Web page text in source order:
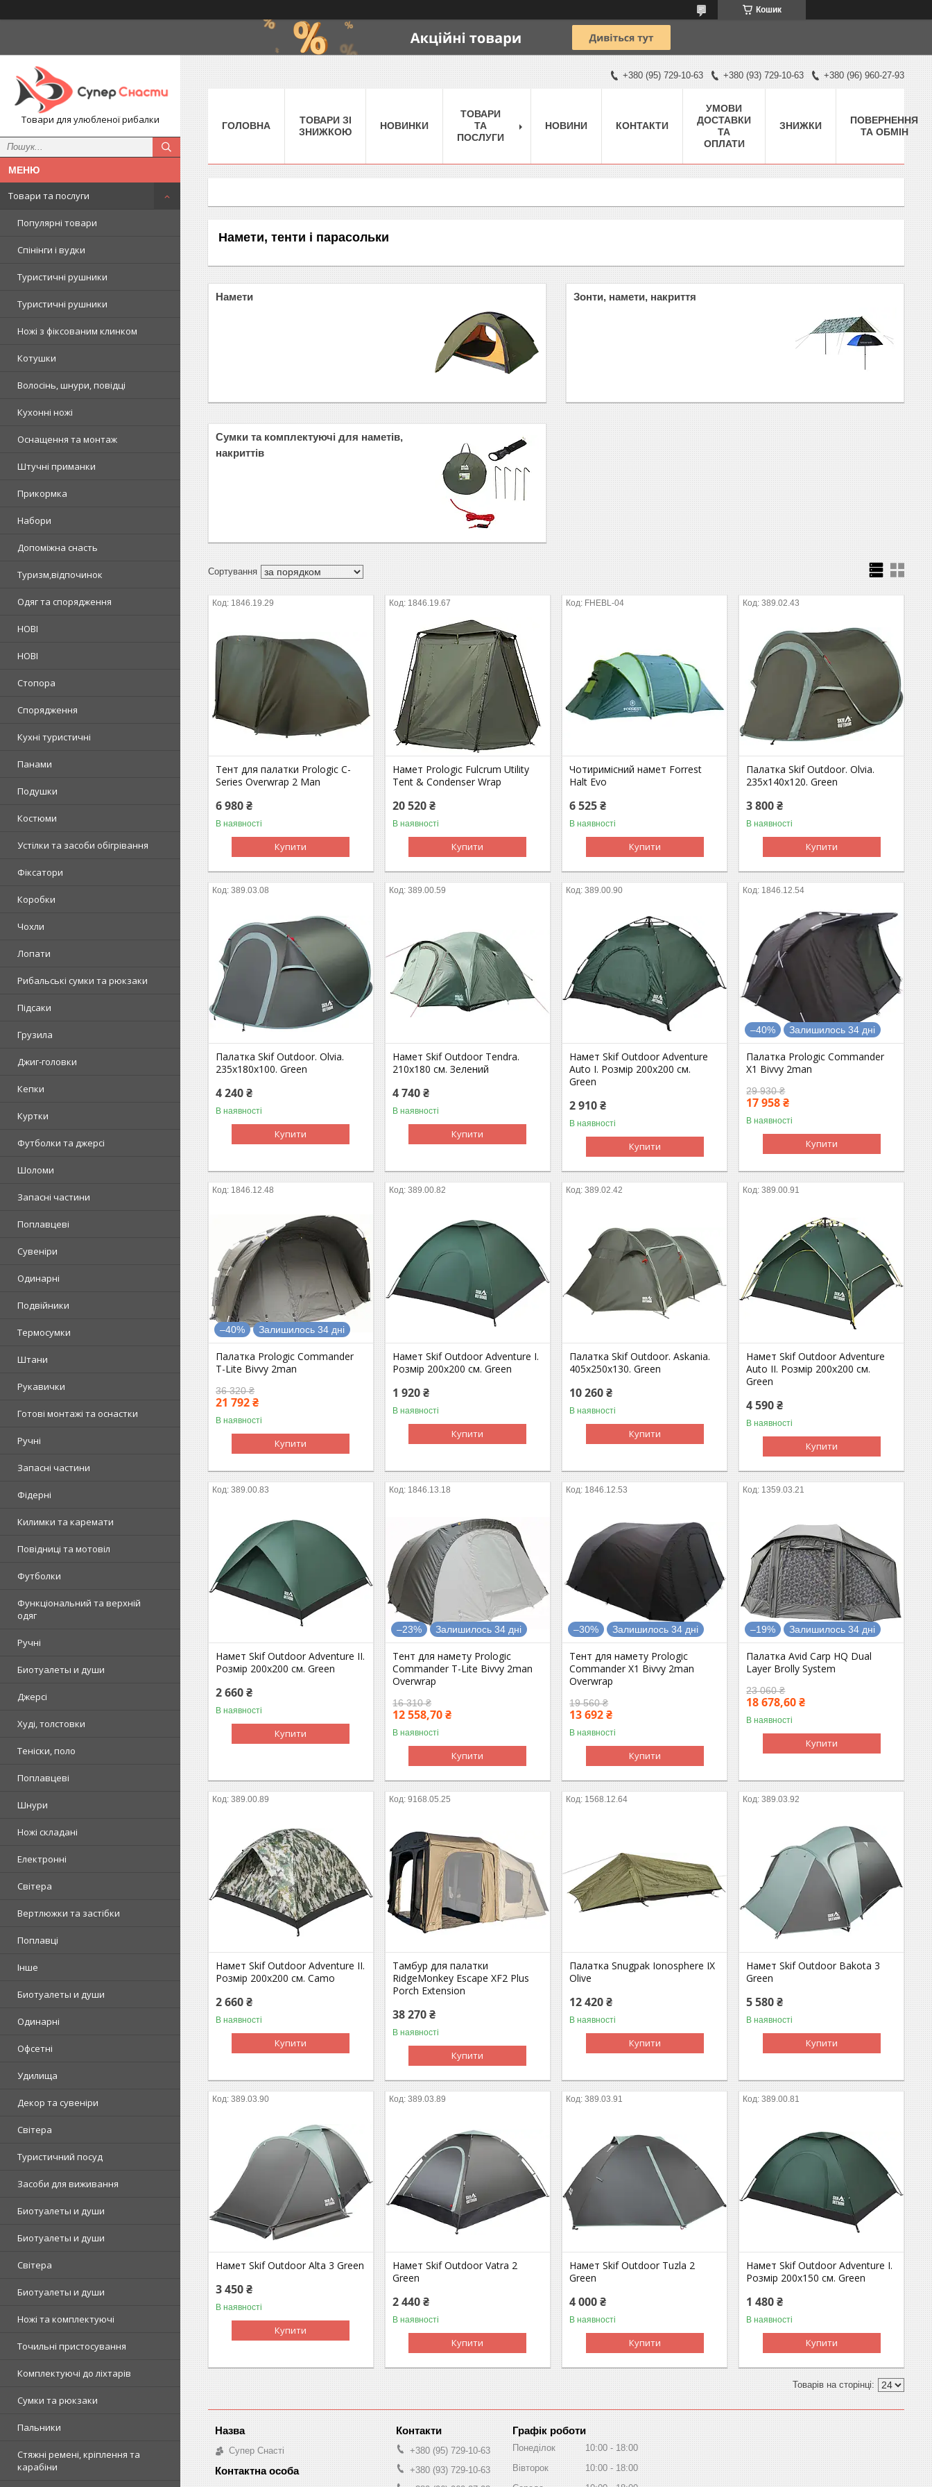
Кошик
Товари для улюбленої рибалки
Товари та послуги
Популярні товари
Спінінги і вудки
Туристичні рушники
Туристичні рушники
Ножі з фіксованим клинком
Котушки
Волосінь, шнури, повідці
Кухонні ножі
Оснащення та монтаж
Штучні приманки
Прикормка
Набори
Допоміжна снасть
Туризм,відпочинок
Одяг та спорядження
НОВІ
НОВІ
Стопора
Спорядження
Кухні туристичні
Панами
Подушки
Костюми
Устілки та засоби обігрівання
Фіксатори
Коробки
Чохли
Лопати
Рибальські сумки та рюкзаки
Підсаки
Грузила
Джиг-головки
Кепки
Куртки
Футболки та джерсі
Шоломи
Запасні частини
Поплавцеві
Сувеніри
Одинарні
Подвійники
Термосумки
Штани
Рукавички
Готові монтажі та оснастки
Ручні
Запасні частини
Фідерні
Килимки та каремати
Повідниці та мотовіл
Футболки
Функціональний та верхній
одяг
Ручні
Биотуалеты и души
Джерсі
Худі, толстовки
Теніски, поло
Поплавцеві
Шнури
Ножі складані
Електронні
Світера
Вертлюжки та застібки
Поплавці
Інше
Биотуалеты и души
Одинарні
Офсетні
Удилища
Декор та сувеніри
Світера
Туристичний посуд
Засоби для виживання
Биотуалеты и души
Биотуалеты и души
Світера
Биотуалеты и души
Ножі та комплектуючі
Точильні пристосування
Комплектуючі до ліхтарів
Сумки та рюкзаки
Пальники
Стяжні ремені, кріплення та
карабіни
+380 (95) 729-10-63 +380 (93) 729-10-63 +380 (96) 960-27-93
ГОЛОВНА
ТОВАРИ ЗІ
ЗНИЖКОЮ
НОВИНКИ
ТОВАРИ
ТА
ПОСЛУГИ
НОВИНИ КОНТАКТИ
УМОВИ
ДОСТАВКИ
ТА
ОПЛАТИ
ЗНИЖКИ
ПОВЕРНЕННЯ
ТА ОБМІН
Намети, тенти і парасольки
Намети Зонти, намети, накриття
Сумки та комплектуючі для наметів,
накриттів
1846.19.29
Тент для палатки Prologic C-
Series Overwrap 2 Man
6 980 ₴
В наявності
Купити
1846.19.67
Намет Prologic Fulcrum Utility
Tent & Condenser Wrap
20 520 ₴
В наявності
Купити
FHEBL-04
Чотиримісний намет Forrest
Halt Evo
6 525 ₴
В наявності
Купити
389.02.43
Палатка Skif Outdoor. Olvia.
235x140x120. Green
3 800 ₴
В наявності
Купити
389.03.08
Палатка Skif Outdoor. Olvia.
235x180x100. Green
4 240 ₴
В наявності
Купити
389.00.59
Намет Skif Outdoor Tendra.
210x180 см. Зелений
4 740 ₴
В наявності
Купити
389.00.90
Намет Skif Outdoor Adventure
Auto I. Розмір 200x200 см.
Green
2 910 ₴
В наявності
Купити
1846.12.54
–40% Залишилось 34 дні
Палатка Prologic Commander
X1 Bivvy 2man
29 930 ₴
17 958 ₴
В наявності
Купити
1846.12.48
–40% Залишилось 34 дні
Палатка Prologic Commander
T-Lite Bivvy 2man
36 320 ₴
21 792 ₴
В наявності
Купити
389.00.82
Намет Skif Outdoor Adventure I.
Розмір 200x200 см. Green
1 920 ₴
В наявності
Купити
389.02.42
Палатка Skif Outdoor. Askania.
405x250x130. Green
10 260 ₴
В наявності
Купити
389.00.91
Намет Skif Outdoor Adventure
Auto II. Розмір 200x200 см.
Green
4 590 ₴
В наявності
Купити
389.00.83
Намет Skif Outdoor Adventure II.
Розмір 200x200 см. Green
2 660 ₴
В наявності
Купити
1846.13.18
–23% Залишилось 34 дні
Тент для намету Prologic
Commander T-Lite Bivvy 2man
Overwrap
16 310 ₴
12 558,70 ₴
В наявності
Купити
1846.12.53
–30% Залишилось 34 дні
Тент для намету Prologic
Commander X1 Bivvy 2man
Overwrap
19 560 ₴
13 692 ₴
В наявності
Купити
1359.03.21
–19% Залишилось 34 дні
Палатка Avid Carp HQ Dual
Layer Brolly System
23 060 ₴
18 678,60 ₴
В наявності
Купити
389.00.89
Намет Skif Outdoor Adventure II.
Розмір 200x200 см. Camo
2 660 ₴
В наявності
Купити
9168.05.25
Тамбур для палатки
RidgeMonkey Escape XF2 Plus
Porch Extension
38 270 ₴
В наявності
Купити
1568.12.64
Палатка Snugpak Ionosphere IX
Olive
12 420 ₴
В наявності
Купити
389.03.92
Намет Skif Outdoor Bakota 3
Green
5 580 ₴
В наявності
Купити
389.03.90
Намет Skif Outdoor Alta 3 Green
3 450 ₴
В наявності
Купити
389.03.89
Намет Skif Outdoor Vatra 2
Green
2 440 ₴
В наявності
Купити
389.03.91
Намет Skif Outdoor Tuzla 2
Green
4 000 ₴
В наявності
Купити
389.00.81
Намет Skif Outdoor Adventure I.
Розмір 200x150 см. Green
1 480 ₴
В наявності
Купити
Супер Снасті
+380 (95) 729-10-63
+380 (93) 729-10-63
Графік роботи
Понеділок 10:00
18:00
Вівторок
10:00
18:00